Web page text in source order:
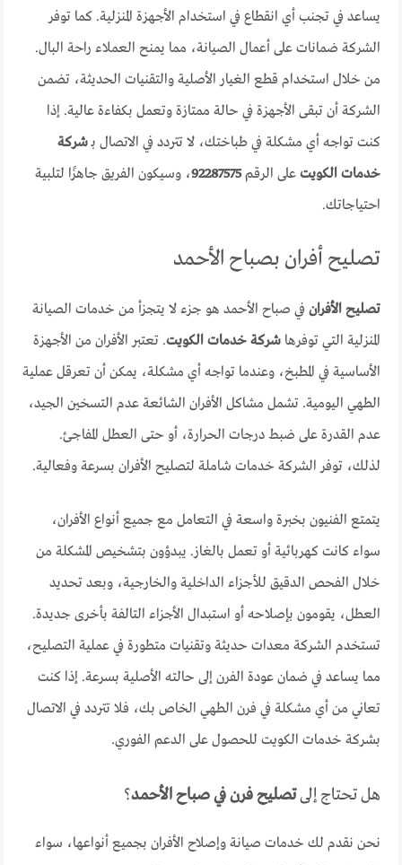
يساعد في تجنب أي انقطاع في استخدام الأجهزة المنزلية. كما توفر
الشركة ضمانات على أعمال الصيانة، مما يمنح العملاء راحة البال.
من خلال استخدام قطع الغيار الأصلية والتقنيات الحديثة، تضمن
الشركة أن تبقى الأجهزة في حالة ممتازة وتعمل بكفاءة عالية. إذا
كنت تواجه أي مشكلة في طباختك، لا تتردد في الاتصال بـشركة
خدمات الكويت على الرقم92287575، وسيكون الفريق جاهزًا لتلبية
احتياجاتك.
تصليح أفران بصباح الأحمد
تصليح الأفران في صباح الأحمد هو جزء لا يتجزأ من خدمات الصيانة
المنزلية التي توفرهاشركة خدمات الكويت. تعتبر الأفران من الأجهزة
الأساسية في المطبخ، وعندما تواجه أي مشكلة، يمكن أن تعرقل عملية
الطهي اليومية. تشمل مشاكل الأفران الشائعة عدم التسخين الجيد،
عدم القدرة على ضبط درجات الحرارة، أو حتى العطل المفاجئ.
لذلك، توفر الشركة خدمات شاملة لتصليح الأفران بسرعة وفعالية.
يتمتع الفنيون بخبرة واسعة في التعامل مع جميع أنواع الأفران،
سواء كانت كهربائية أو تعمل بالغاز. يبدؤون بتشخيص المشكلة من
خلال الفحص الدقيق للأجزاء الداخلية والخارجية، وبعد تحديد
العطل، يقومون بإصلاحه أو استبدال الأجزاء التالفة بأخرى جديدة.
تستخدم الشركة معدات حديثة وتقنيات متطورة في عملية التصليح،
مما يساعد في ضمان عودة الفرن إلى حالته الأصلية بسرعة. إذا كنت
تعاني من أي مشكلة في فرن الطهي الخاص بك، فلا تتردد في الاتصال
بشركة خدمات الكويت للحصول على الدعم الفوري.
هل تحتاج إلىتصليح فرن في صباح الأحمد؟
نحن نقدم لك خدمات صيانة وإصلاح الأفران بجميع أنواعها، سواء